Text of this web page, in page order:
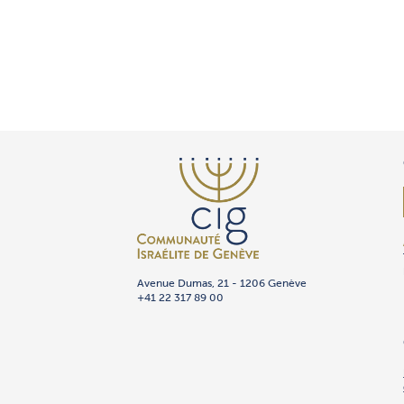
Avenue Dumas, 21 - 1206 Genève
+41 22 317 89 00